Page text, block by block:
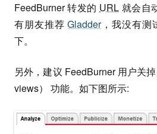
FeedBurner 转发的 URL 就会自
有朋友推荐Gladder，我没有测
下。
另外，建议 FeedBurner 用户关
views） 功能。如下图所示: